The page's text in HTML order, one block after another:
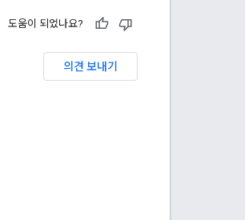
도움이 되었나요?
의견 보내기